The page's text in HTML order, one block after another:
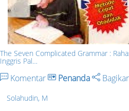
The Seven Complicated Grammar :
Inggris Pal…
Komentar Penanda
Solahudin, M